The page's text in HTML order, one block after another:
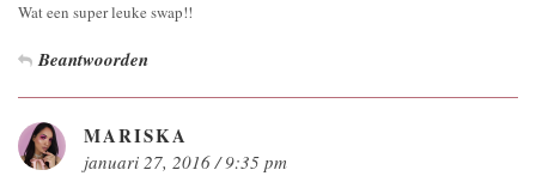
Wat een super leuke swap!!
Beantwoorden
MARISKA
januari 27, 2016 / 9:35 pm